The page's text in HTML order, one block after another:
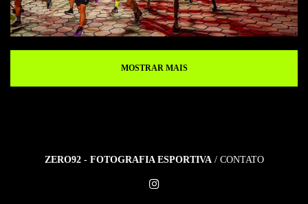
MOSTRAR MAIS
ZERO92 - FOTOGRAFIA ESPORTIVA/ CONTATO